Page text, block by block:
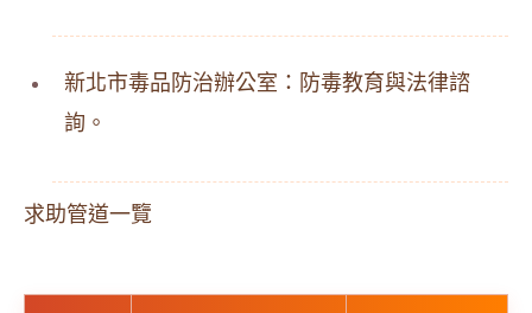
新北市毒品防治辦公室：防毒教育與法律諮
詢。
求助管道一覽